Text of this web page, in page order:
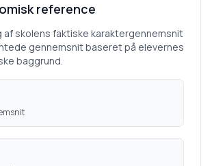
reference
af skolens faktiske karaktergennemsnit
gennemsnit baseret på elevernes
baggrund.